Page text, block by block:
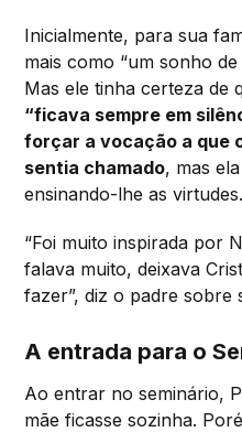
Inicialmente, para sua
mais como “um sonho
Mas ele tinha certeza de
“ficava sempre em
forçar a vocação a que
sentia chamado, mas
ensinando-lhe as virtudes.
“Foi muito inspirada por
falava muito, deixava
fazer”, diz o padre sobre
A entrada para o
Ao entrar no seminário,
mãe ficasse sozinha.